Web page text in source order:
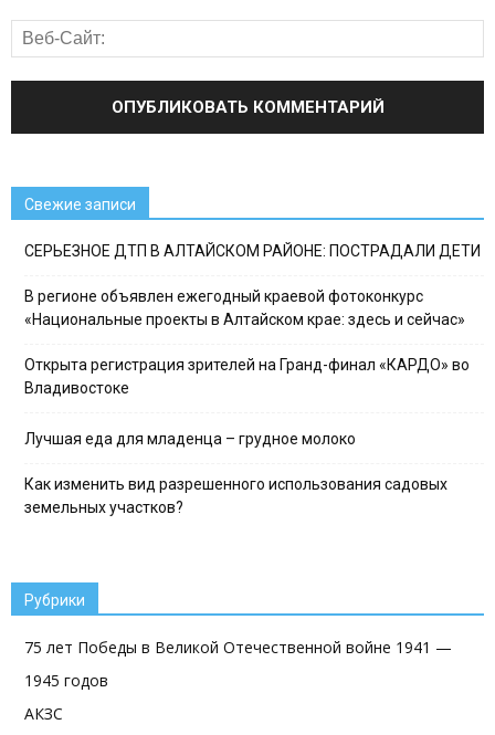
Свежие записи
СЕРЬЕЗНОЕ ДТП В АЛТАЙСКОМ РАЙОНЕ: ПОСТРАДАЛИ ДЕТИ
В регионе объявлен ежегодный краевой фотоконкурс
«Национальные проекты в Алтайском крае: здесь и сейчас»
Открыта регистрация зрителей на Гранд-финал «КАРДО» во
Владивостоке
Лучшая еда для младенца – грудное молоко
Как изменить вид разрешенного использования садовых
земельных участков?
Рубрики
75 лет Победы в Великой Отечественной войне 1941 —
1945 годов
АКЗС